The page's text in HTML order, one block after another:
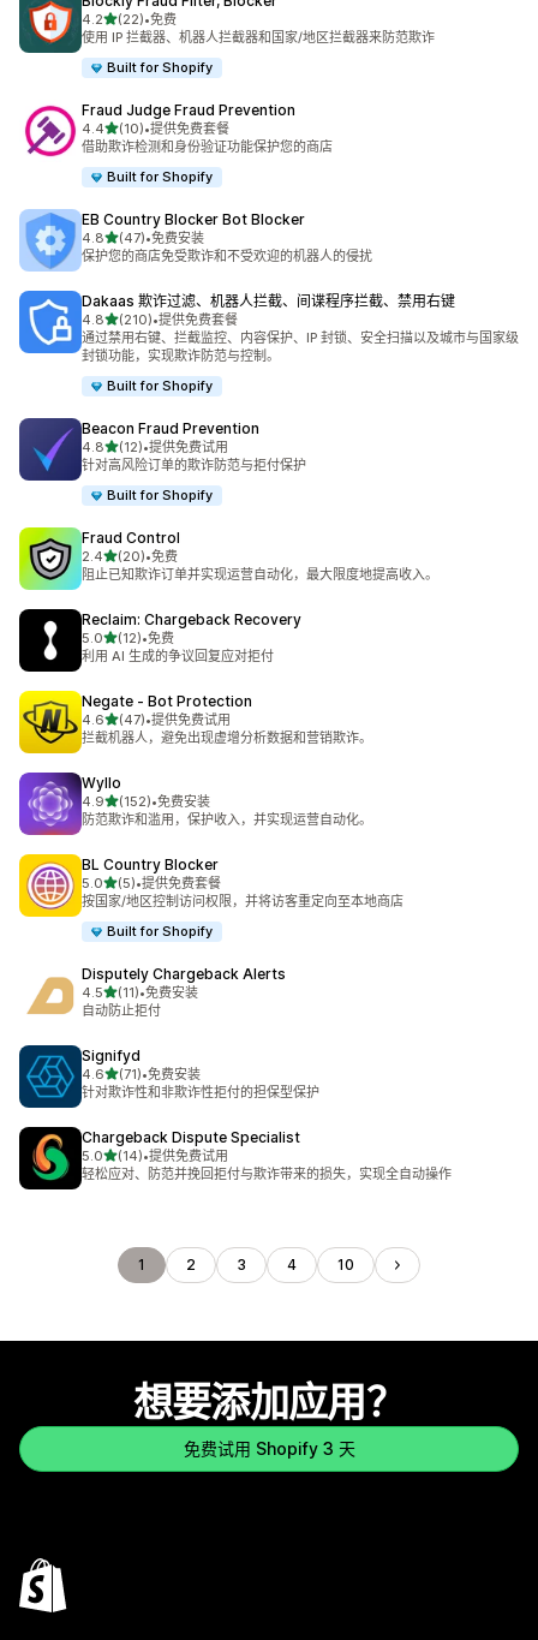
4.2星（满分 5 星）
(22)
总共 22 条评论
•免费
使用 IP 拦截器、机器人拦截器和国家/地区拦截器来防范欺诈
Built for Shopify
Fraud Judge Fraud Prevention
4.4星（满分 5 星）
(10)
总共 10 条评论
•提供免费套餐
借助欺诈检测和身份验证功能保护您的商店
Built for Shopify
EB Country Blocker Bot Blocker
4.8星（满分 5 星）
(47)
总共 47 条评论
•免费安装
保护您的商店免受欺诈和不受欢迎的机器人的侵扰
Dakaas 欺诈过滤、机器人拦截、间谍程序拦截、禁用右键
4.8星（满分 5 星）
(210)
总共 210 条评论
•提供免费套餐
通过禁用右键、拦截监控、内容保护、IP 封锁、安全扫描以及城市与国家级
封锁功能，实现欺诈防范与控制。
Built for Shopify
Beacon Fraud Prevention
4.8星（满分 5 星）
(12)
总共 12 条评论
•提供免费试用
针对高风险订单的欺诈防范与拒付保护
Built for Shopify
Fraud Control
2.4星（满分 5 星）
(20)
总共 20 条评论
•免费
阻止已知欺诈订单并实现运营自动化，最大限度地提高收入。
Reclaim: Chargeback Recovery
5.0星（满分 5 星）
(12)
总共 12 条评论
•免费
利用 AI 生成的争议回复应对拒付
Negate ‑ Bot Protection
4.6星（满分 5 星）
(47)
总共 47 条评论
•提供免费试用
拦截机器人，避免出现虚增分析数据和营销欺诈。
Wyllo
4.9星（满分 5 星）
(152)
总共 152 条评论
•免费安装
防范欺诈和滥用，保护收入，并实现运营自动化。
BL Country Blocker
5.0星（满分 5 星）
(5)
总共 5 条评论
•提供免费套餐
按国家/地区控制访问权限，并将访客重定向至本地商店
Built for Shopify
Disputely Chargeback Alerts
4.5星（满分 5 星）
(11)
总共 11 条评论
•免费安装
自动防止拒付
Signifyd
4.6星（满分 5 星）
(71)
总共 71 条评论
•免费安装
针对欺诈性和非欺诈性拒付的担保型保护
Chargeback Dispute Specialist
5.0星（满分 5 星）
(14)
总共 14 条评论
•提供免费试用
轻松应对、防范并挽回拒付与欺诈带来的损失，实现全自动操作
1 2 3 4 10
想要添加应用？
免费试用 Shopify 3 天